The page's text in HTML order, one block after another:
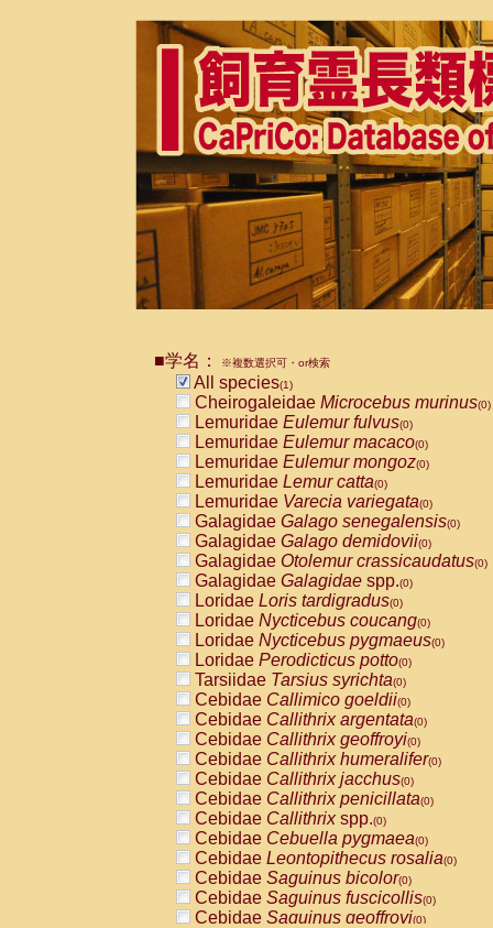
■学名： ※複数選択可・or検索
All species(1)
Cheirogaleidae Microcebus murinus(0)
Lemuridae Eulemur fulvus(0)
Lemuridae Eulemur macaco(0)
Lemuridae Eulemur mongoz(0)
Lemuridae Lemur catta(0)
Lemuridae Varecia variegata(0)
Galagidae Galago senegalensis(0)
Galagidae Galago demidovii(0)
Galagidae Otolemur crassicaudatus(0)
Galagidae Galagidae spp.(0)
Loridae Loris tardigradus(0)
Loridae Nycticebus coucang(0)
Loridae Nycticebus pygmaeus(0)
Loridae Perodicticus potto(0)
Tarsiidae Tarsius syrichta(0)
Cebidae Callimico goeldii(0)
Cebidae Callithrix argentata(0)
Cebidae Callithrix geoffroyi(0)
Cebidae Callithrix humeralifer(0)
Cebidae Callithrix jacchus(0)
Cebidae Callithrix penicillata(0)
Cebidae Callithrixspp.(0)
Cebidae Cebuella pygmaea(0)
Cebidae Leontopithecus rosalia(0)
Cebidae Saguinus bicolor(0)
Cebidae Saguinus fuscicollis(0)
Cebidae Saguinus geoffroyi(0)